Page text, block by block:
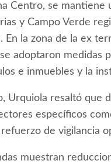
Centro, se
y Campo Verde
la zona de la ex
adoptaron medidas
e inmuebles y la
Urquiola resaltó que
específicos
de vigilancia
muestran